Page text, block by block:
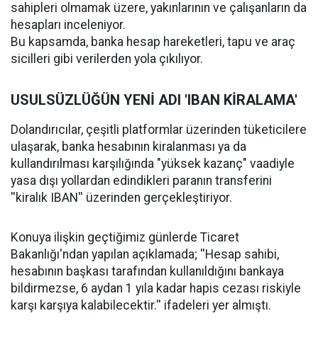
sahipleri olmamak üzere, yakınlarının ve çalışanların da
hesapları inceleniyor.
Bu kapsamda, banka hesap hareketleri, tapu ve araç
sicilleri gibi verilerden yola çıkılıyor.
USULSÜZLÜĞÜN YENİ ADI 'IBAN KİRALAMA'
Dolandırıcılar, çeşitli platformlar üzerinden tüketicilere
ulaşarak, banka hesabının kiralanması ya da
kullandırılması karşılığında "yüksek kazanç" vaadiyle
yasa dışı yollardan edindikleri paranın transferini
''kiralık IBAN'' üzerinden gerçekleştiriyor.
Konuya ilişkin geçtiğimiz günlerde Ticaret
Bakanlığı'ndan yapılan açıklamada; ''Hesap sahibi,
hesabının başkası tarafından kullanıldığını bankaya
bildirmezse, 6 aydan 1 yıla kadar hapis cezası riskiyle
karşı karşıya kalabilecektir.'' ifadeleri yer almıştı.